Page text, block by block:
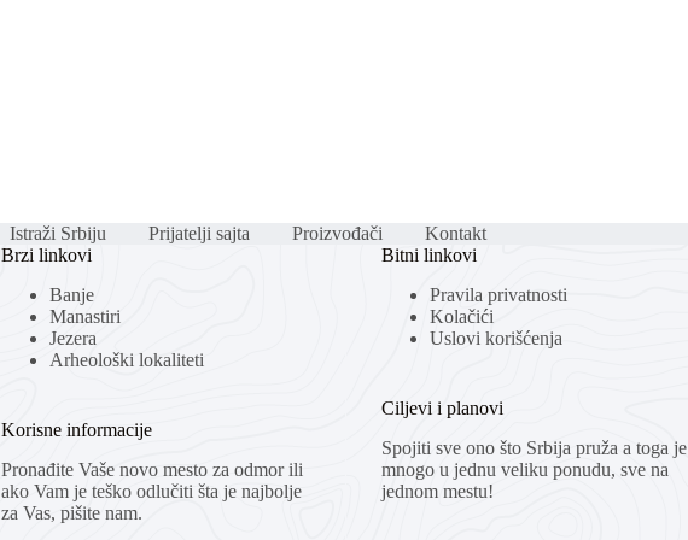
Istraži Srbiju Prijatelji sajta Proizvođači
Kontakt
Brzi linkovi
Banje
Manastiri
Jezera
Arheološki lokaliteti
Korisne informacije
Pronađite Vaše novo mesto za odmor ili
ako Vam je teško odlučiti šta je najbolje
za Vas, pišite nam.
Bitni linkovi
Pravila privatnosti
Kolačići
Uslovi korišćenja
Ciljevi i planovi
Spojiti sve ono što Srbija pruža a toga je
mnogo u jednu veliku ponudu, sve na
jednom mestu!